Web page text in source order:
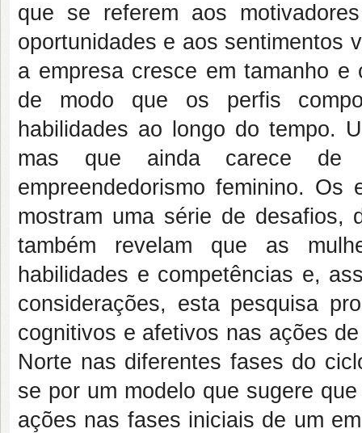
que se referem aos
oportunidades e aos sentimentos
a empresa cresce em tamanho e
de modo que os perfis
habilidades ao longo do tempo.
mas que ainda carece de
empreendedorismo feminino. Os
mostram uma série de desafios,
também revelam que as
habilidades e competências e,
considerações, esta pesquisa
cognitivos e afetivos nas ações
Norte nas diferentes fases do
se por um modelo que sugere
ações nas fases iniciais de um